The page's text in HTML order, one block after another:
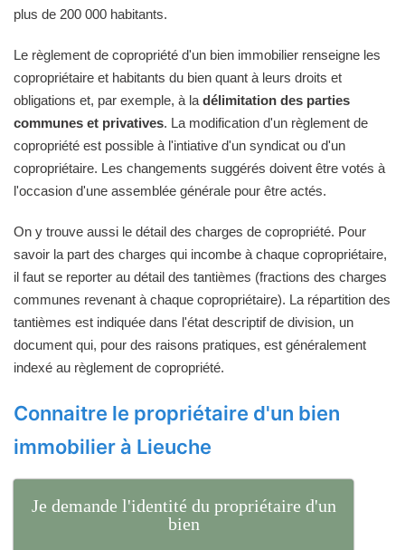
plus de 200 000 habitants.
Le règlement de copropriété d'un bien immobilier renseigne les
copropriétaire et habitants du bien quant à leurs droits et
obligations et, par exemple, à la délimitation des parties
communes et privatives. La modification d'un règlement de
copropriété est possible à l'intiative d'un syndicat ou d'un
copropriétaire. Les changements suggérés doivent être votés à
l'occasion d'une assemblée générale pour être actés.
On y trouve aussi le détail des charges de copropriété. Pour
savoir la part des charges qui incombe à chaque copropriétaire,
il faut se reporter au détail des tantièmes (fractions des charges
communes revenant à chaque copropriétaire). La répartition des
tantièmes est indiquée dans l'état descriptif de division, un
document qui, pour des raisons pratiques, est généralement
indexé au règlement de copropriété.
Connaitre le propriétaire d'un bien
immobilier à Lieuche
Je demande l'identité du propriétaire d'un
bien